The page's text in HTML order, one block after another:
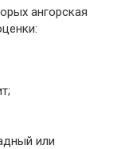
ангорская
или